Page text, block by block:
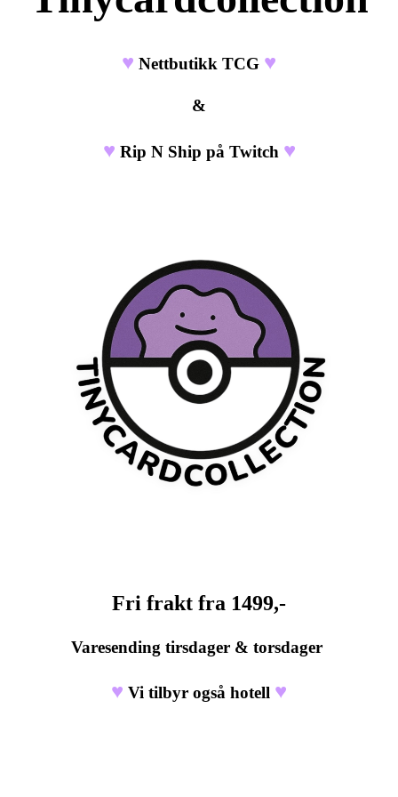
♥ Nettbutikk TCG ♥
&
♥ Rip N Ship på Twitch ♥
Fri frakt fra 1499,-
Varesending tirsdager & torsdager
♥ Vi tilbyr også hotell ♥